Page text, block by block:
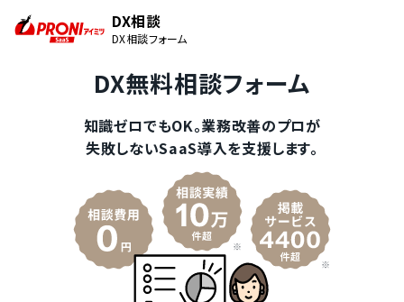
DX相談
DX相談フォーム
DX無料相談フォーム
知識ゼロでもOK。業務改善のプロが
失敗しないSaaS導入を支援します。